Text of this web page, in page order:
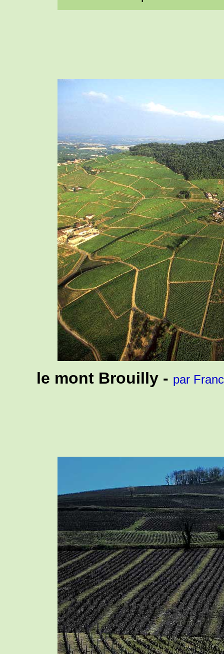
le mont Brouilly - par